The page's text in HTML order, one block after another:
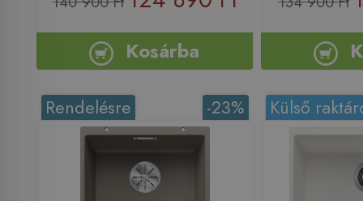
Kosárba
-23%
Rendelésre Külső